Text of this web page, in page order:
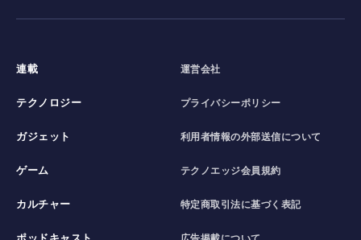
連載
テクノロジー
ガジェット
ゲーム
カルチャー
運営会社
プライバシーポリシー
利用者情報の外部送信について
テクノエッジ会員規約
特定商取引法に基づく表記